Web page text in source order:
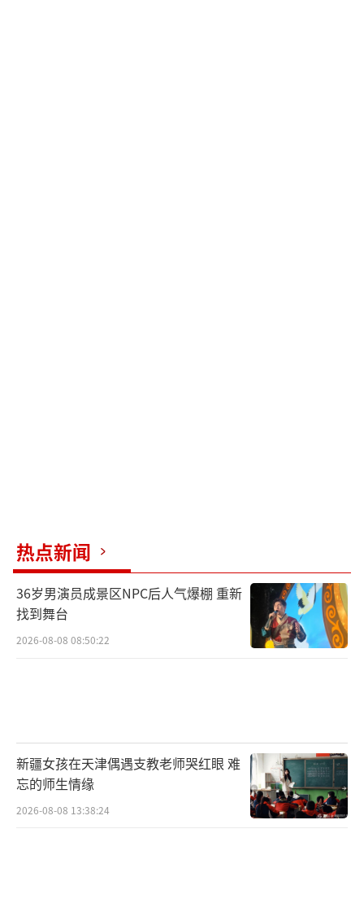
热点新闻
36岁男演员成景区NPC后人气爆棚 重新
找到舞台
2026-08-08 08:50:22
新疆女孩在天津偶遇支教老师哭红眼 难
忘的师生情缘
2026-08-08 13:38:24